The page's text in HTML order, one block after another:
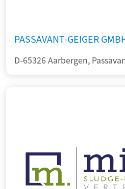
PASSAVANT-GEIGER
D-65326 Aarbergen,